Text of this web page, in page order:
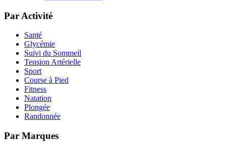
Par Activité
Santé
Glycémie
Suivi du Sommeil
Tension Artérielle
Sport
Course à Pied
Fitness
Natation
Plongée
Randonnée
Par Marques